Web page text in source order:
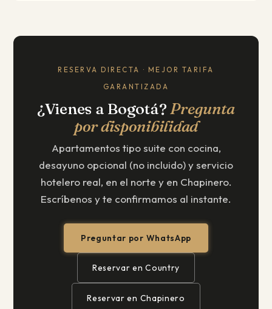
RESERVA DIRECTA · MEJOR TARIFA
GARANTIZADA
¿Vienes a Bogotá?Pregunta
por disponibilidad
Apartamentos tipo suite con cocina,
desayuno opcional (no incluido) y servicio
hotelero real, en el norte y en Chapinero.
Escríbenos y te confirmamos al instante.
Preguntar por WhatsApp
Reservar en Country
Reservar en Chapinero